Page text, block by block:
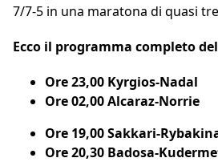
7/7-5 in una maratona di quasi
Ecco il programma completo
Ore 23,00 Kyrgios-Nadal
Ore 02,00 Alcaraz-Norrie
Ore 19,00 Sakkari-
Ore 20,30 Badosa-